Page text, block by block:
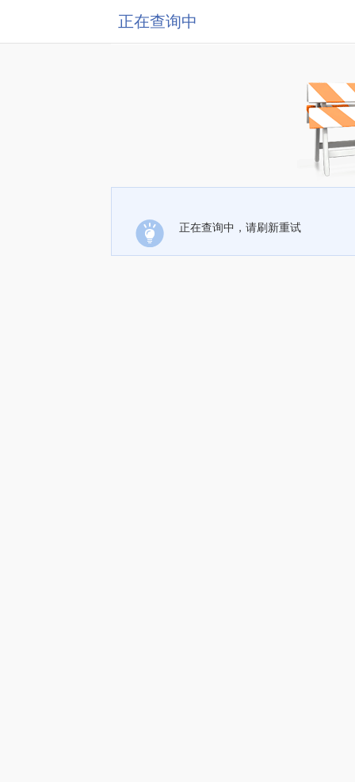
正在查询中
正在查询中，请刷新重试